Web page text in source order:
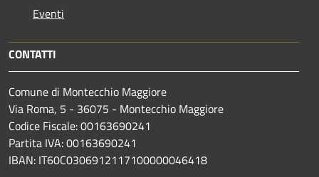
Eventi
CONTATTI
Comune di Montecchio Maggiore
Via Roma, 5 - 36075 - Montecchio Maggiore
Codice Fiscale: 00163690241
Partita IVA: 00163690241
IBAN: IT60C0306912117100000046418